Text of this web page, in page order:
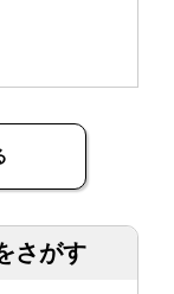
さがす